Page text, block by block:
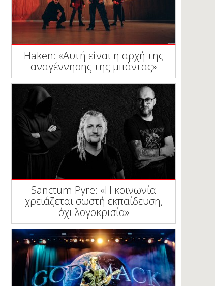
Haken: «Αυτή είναι η αρχή της
αναγέννησης της μπάντας»
Sanctum Pyre: «Η κοινωνία
χρειάζεται σωστή εκπαίδευση,
όχι λογοκρισία»